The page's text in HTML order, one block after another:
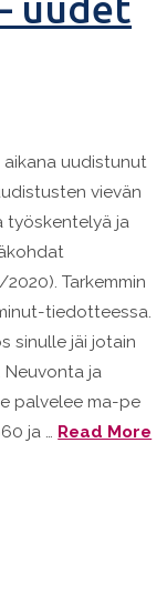
uudet
uudistunut
vievän
työskentelyä ja
Tarkemmin
tiedotteessa.
sinulle jäi jotain
ja
palvelee ma-pe
ja … Read More